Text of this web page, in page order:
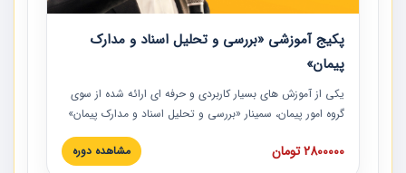
پکیج آموزشی «بررسی و تحلیل اسناد و مدارک
پیمان»
یکی از آموزش‏‏‏‏‏‏ های بسیار کاربردی و حرفه‏ ای ارائه شده از سوی
گروه امور پیمان، سمینار «بررسی و تحلیل اسناد و مدارک پیمان»
است که در دانشگاه صنعتی شریف ارائه شد. در این آموزش
نکات کلیدی مربوط به اسناد و مدارک پیمان، اولویت بندی اسناد
2800000 تومان مشاهده دوره